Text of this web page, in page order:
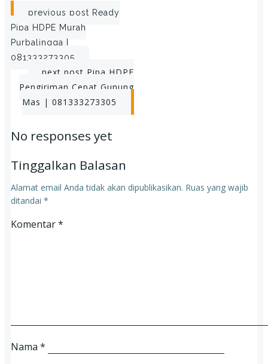
Post
navigation
previous post Ready
Pipa HDPE Murah
Purbalingga |
081333273305
Post
navigation
next post Pipa HDPE
Pengiriman Cepat Gunung
Mas | 081333273305
No responses yet
Tinggalkan Balasan
Alamat email Anda tidak akan dipublikasikan. Ruas yang wajib
ditandai *
Komentar*
Nama *